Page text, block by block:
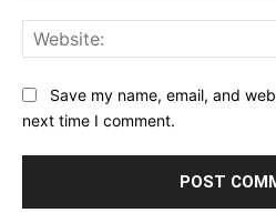
Save my name, email, and
next time I comment.